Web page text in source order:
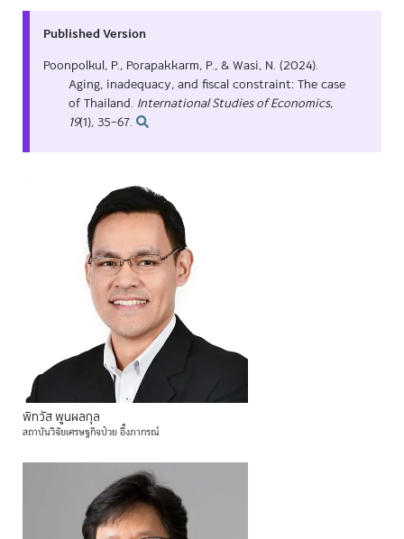
Published Version
Poonpolkul, P., Porapakkarm, P., & Wasi, N. (2024).
Aging, inadequacy, and fiscal constraint: The case
of Thailand. International Studies of Economics,
19(1), 35–67.
พิทวัสพูนผลกุล
สถาบันวิจัยเศรษฐกิจป๋วยอึ๊งภากรณ์